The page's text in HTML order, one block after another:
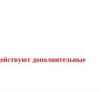
дополнительные